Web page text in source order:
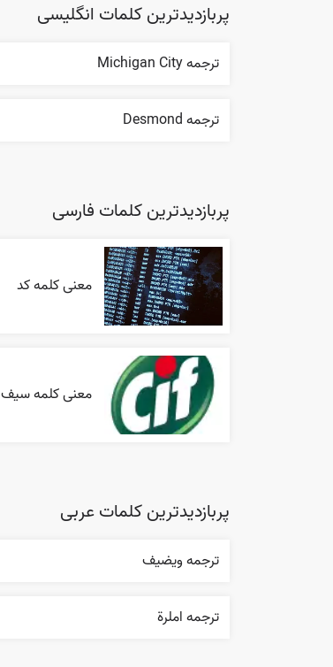
پربازدیدترین کلمات انگلیسی
ترجمه Michigan City
ترجمه Desmond
پربازدیدترین کلمات فارسی
معنی کلمه کد
معنی کلمه سیف
پربازدیدترین کلمات عربی
ترجمه ويضيف
ترجمه املرة